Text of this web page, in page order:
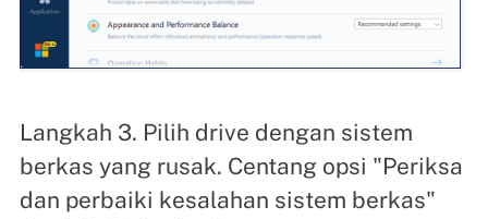
Langkah 3. Pilih drive dengan sistem
berkas yang rusak. Centang opsi "Periksa
dan perbaiki kesalahan sistem berkas"